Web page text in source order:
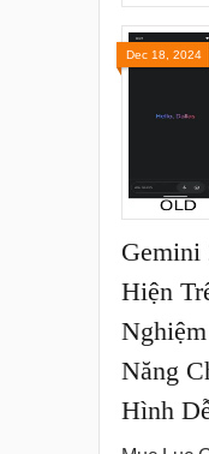
Gemini
Hiện
Năng
Hình
Dec 18, 2024